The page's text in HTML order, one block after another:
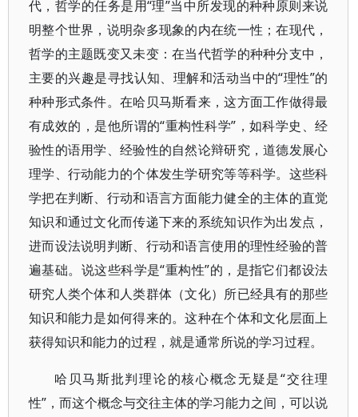
代，哲学的任务是用“理”当中所发现的种种原则来说
明整个世界，说明杂多现象的内在统一性；在现代，
哲学的主题既变又未变：在当代哲学的种种分支中，
主要的兴趣是寻找认知、理解和活动当中的“理性”的
种种形式条件。在哈贝马斯看来，这方面工作做得最
有成效的，是他所谓的“重构性科学”，如科学史、经
验性的语用学、经验性的自然论辩研究，道德发展心
理学、行动能力的个体发生学研究等等科学。这些科
学把在判断、行动和语言方面能力健全的主体的直觉
知识和通过文化而传递下来的系统知识作为出发点，
进而设法说明判断、行动和语言使用的理性经验的普
遍基础。说这些科学是“重构性”的，是指它们都设法
研究人类个体和人类群体（文化）所已经具有的那些
知识和能力是如何得来的。这种在个体和文化层面上
获得知识和能力的过程，就是通常所说的学习过程。
哈贝马斯批判理论的核心概念无疑是“交往理
性”，而这个概念与交往主体的学习能力之间，可以说